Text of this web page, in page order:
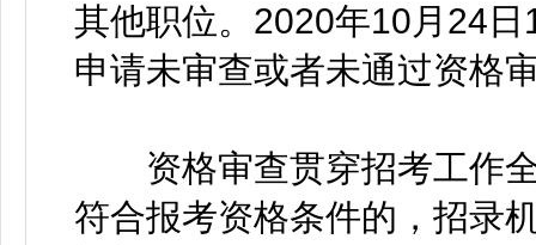
其他职位。2020年10月24
申请未审查或者未通过资格
资格审查贯穿招考工作全
符合报考资格条件的，招录